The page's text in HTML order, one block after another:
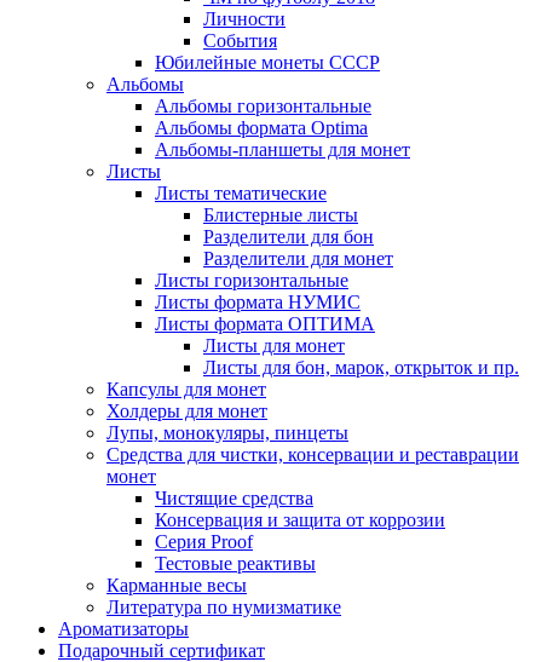
Личности
События
Юбилейные монеты СССР
Альбомы
Альбомы горизонтальные
Альбомы формата Optima
Альбомы-планшеты для монет
Листы
Листы тематические
Блистерные листы
Разделители для бон
Разделители для монет
Листы горизонтальные
Листы формата НУМИС
Листы формата ОПТИМА
Листы для монет
Листы для бон, марок, открыток и пр.
Капсулы для монет
Холдеры для монет
Лупы, монокуляры, пинцеты
Средства для чистки, консервации и реставрации
монет
Чистящие средства
Консервация и защита от коррозии
Серия Proof
Тестовые реактивы
Карманные весы
Литература по нумизматике
Ароматизаторы
Подарочный сертификат